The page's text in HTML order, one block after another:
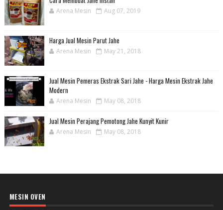
Arena Mesin Aug 07, 2019
Harga Jual Mesin Parut Jahe
Arena Mesin May 21, 2018
Jual Mesin Pemeras Ekstrak Sari Jahe - Harga Mesin Ekstrak Jahe
Modern
Arena Mesin May 08, 2018
Jual Mesin Perajang Pemotong Jahe Kunyit Kunir
Arena Mesin May 08, 2018
MESIN OVEN